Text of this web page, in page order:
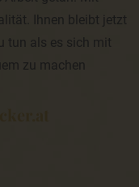
Ihnen bleibt jetzt
tun als es sich mit
zu machen
von dem für die
Auskunft über
erhalten. Ferner hat
der
Informationen
die verarbeitet